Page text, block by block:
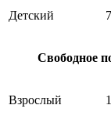
Детский
Свободное
Взрослый